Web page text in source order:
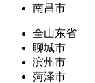
南昌市
全山东省
聊城市
滨州市
菏泽市